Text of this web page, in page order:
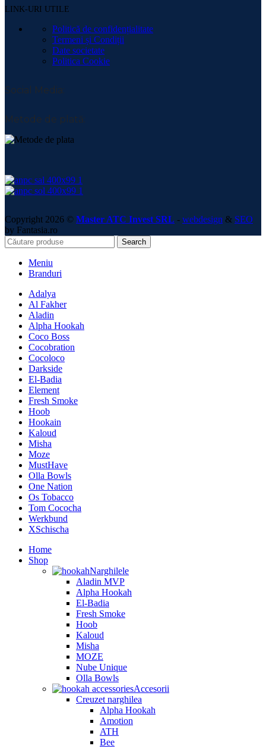
LINK-URI UTILE
Politică de confidențialitate
Termeni și Condiții
Date societate
Politica Cookie
Social Media:
Metode de plată:
Copyright 2026 © Master ATC Invest SRL - webdesign & SEO
by Fantasia.ro
Search
Meniu
Branduri
Adalya
Al Fakher
Aladin
Alpha Hookah
Coco Boss
Cocobration
Cocoloco
Darkside
El-Badia
Element
Fresh Smoke
Hoob
Hookain
Kaloud
Misha
Moze
MustHave
Olla Bowls
One Nation
Os Tobacco
Tom Cococha
Werkbund
XSchischa
Home
Shop
Narghilele
Aladin MVP
Alpha Hookah
El-Badia
Fresh Smoke
Hoob
Kaloud
Misha
MOZE
Nube Unique
Olla Bowls
Accesorii
Creuzet narghilea
Alpha Hookah
Amotion
ATH
Bee